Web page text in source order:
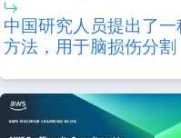
中国研究人员提出了
方法，用于脑损伤分割